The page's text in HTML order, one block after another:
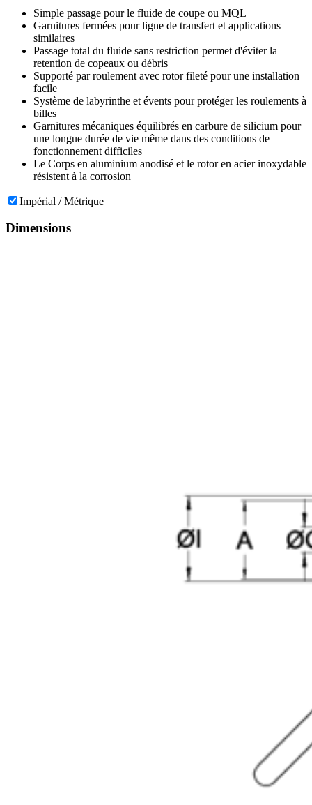
Simple passage pour le fluide de coupe ou MQL
Garnitures fermées pour ligne de transfert et applications
similaires
Passage total du fluide sans restriction permet d'éviter la
retention de copeaux ou débris
Supporté par roulement avec rotor fileté pour une installation
facile
Système de labyrinthe et évents pour protéger les roulements à
billes
Garnitures mécaniques équilibrés en carbure de silicium pour
une longue durée de vie même dans des conditions de
fonctionnement difficiles
Le Corps en aluminium anodisé et le rotor en acier inoxydable
résistent à la corrosion
Impérial / Métrique
Dimensions